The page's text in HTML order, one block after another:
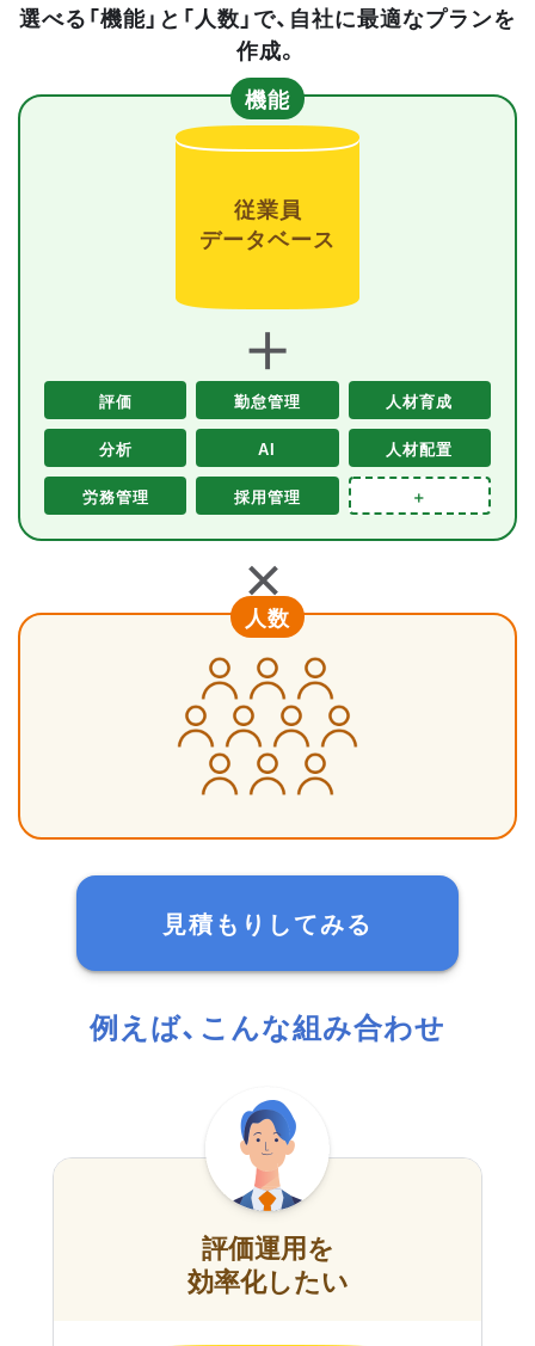
選べる「機能」と「人数」で、自社に最適なプランを
作成。
機能
従業員
データベース
＋
評価 勤怠管理 人材育成
分析 AI 人材配置
労務管理 採用管理 ＋
＋
人数
見積もりしてみる
例えば、こんな組み合わせ
評価運用を
効率化したい